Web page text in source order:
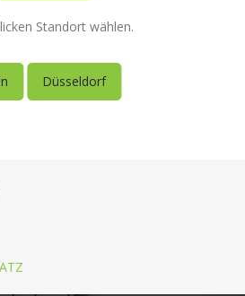
Standort wählen.
Düsseldorf